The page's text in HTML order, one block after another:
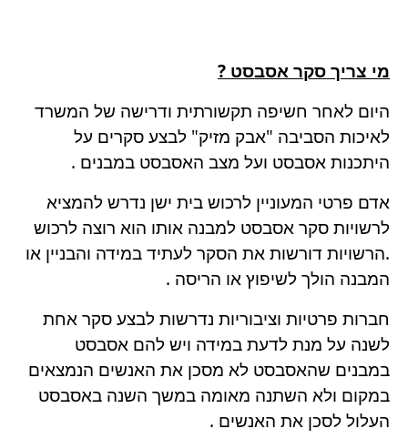
מי צריך סקר אסבסט ?
היום לאחר חשיפה תקשורתית ודרישה של המשרד
לאיכות הסביבה "אבק מזיק" לבצע סקרים על
היתכנות אסבסט ועל מצב האסבסט במבנים .
אדם פרטי המעוניין לרכוש בית ישן נדרש להמציא
לרשויות סקר אסבסט למבנה אותו הוא רוצה לרכוש
.הרשויות דורשות את הסקר לעתיד במידה והבניין או
המבנה הולך לשיפוץ או הריסה .
חברות פרטיות וציבוריות נדרשות לבצע סקר אחת
לשנה על מנת לדעת במידה ויש להם אסבסט
במבנים שהאסבסט לא מסכן את האנשים הנמצאים
במקום ולא השתנה מאומה במשך השנה באסבסט
העלול לסכן את האנשים .